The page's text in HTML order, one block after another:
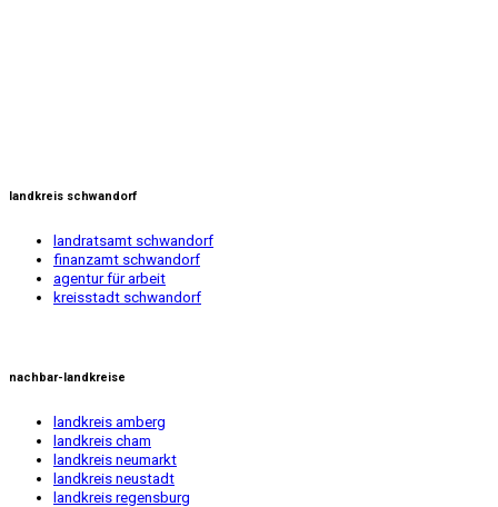
landkreis schwandorf
landratsamt schwandorf
finanzamt schwandorf
agentur für arbeit
kreisstadt schwandorf
nachbar-landkreise
landkreis amberg
landkreis cham
landkreis neumarkt
landkreis neustadt
landkreis regensburg